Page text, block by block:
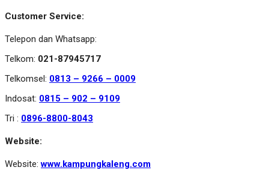
Customer Service:
Telepon dan Whatsapp:
Telkom: 021-87945717
Telkomsel: 0813 – 9266 – 0009
Indosat: 0815 – 902 – 9109
Tri : 0896-8800-8043
Website:
Website:www.kampungkaleng.com